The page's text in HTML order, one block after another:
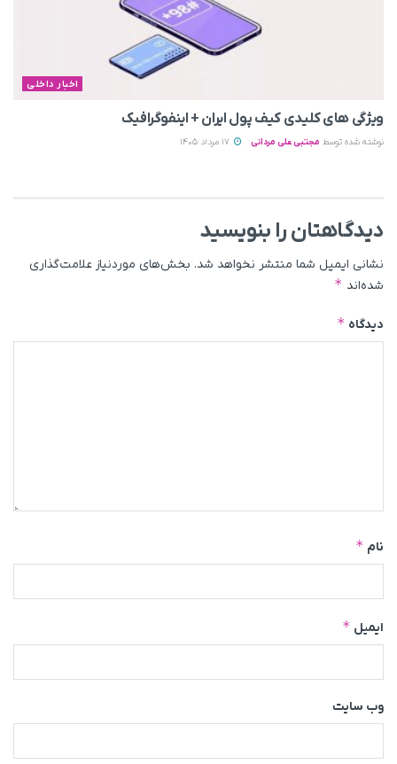
اخبار داخلی
ویژگی های کلیدی کیف پول ایران + اینفوگرافیک
نوشته شده توسط مجتبی علی مردانی
دیدگاهتان را بنویسید
نشانی ایمیل شما منتشر نخواهد شد. بخش‌های موردنیاز علامت‌گذاری
شده‌اند *
دیدگاه *
نام *
ایمیل *
وب‌ سایت